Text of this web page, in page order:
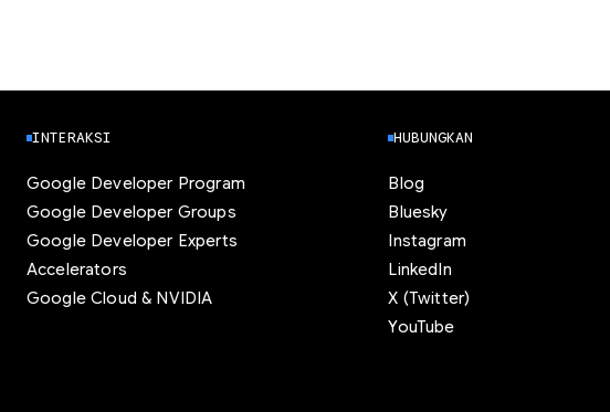
INTERAKSI
Google Developer Program
Google Developer Groups
Google Developer Experts
Accelerators
Google Cloud & NVIDIA
HUBUNGKAN
Blog
Bluesky
Instagram
LinkedIn
X (Twitter)
YouTube